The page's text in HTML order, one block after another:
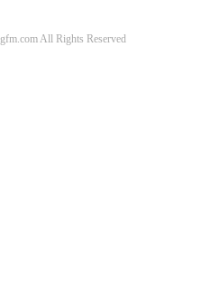
All Rights Reserved